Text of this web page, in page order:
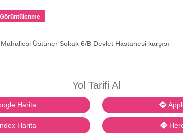
Üstüner Sokak 6/B Devlet Hastanesi karşısı
Yol Tarifi Al
Harita
Harita